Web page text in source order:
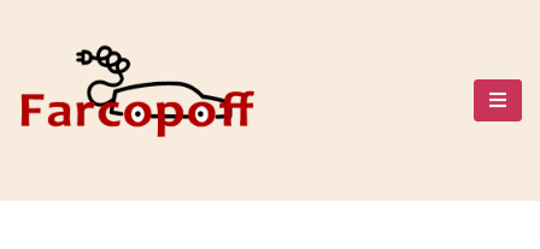
содержанию
Автомобильный мир: Марки,